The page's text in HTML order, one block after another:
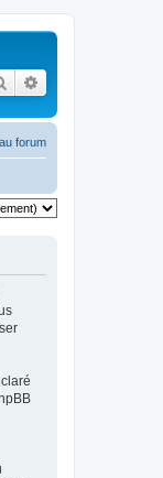
Rechercher
forum